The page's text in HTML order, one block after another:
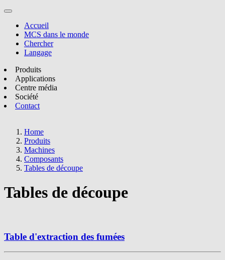
Accueil
MCS dans le monde
Chercher
Langage
Produits
Applications
Centre média
Société
Contact
Home
Produits
Machines
Composants
Tables de découpe
Tables de découpe
Table d'extraction des fumées